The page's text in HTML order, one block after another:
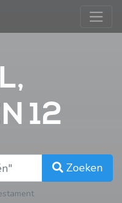
12
Zoeken